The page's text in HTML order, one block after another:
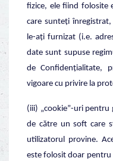
fizice, ele fiind folosite
care sunteți
le-ați furnizat (i.e.
date sunt supuse
de Confidențialitate,
vigoare cu privire la
(iii) „cookie”-uri
de către un soft care
utilizatorul provine.
este folosit doar pentru